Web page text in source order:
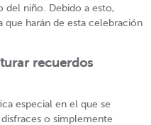
del niño. Debido a esto,
que harán de esta celebración
recuerdos
especial en el que se
o simplemente